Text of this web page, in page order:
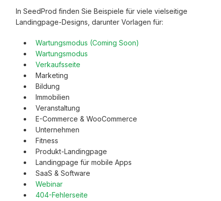
In SeedProd finden Sie Beispiele für viele vielseitige
Landingpage-Designs, darunter Vorlagen für:
Wartungsmodus (Coming Soon)
Wartungsmodus
Verkaufsseite
Marketing
Bildung
Immobilien
Veranstaltung
E-Commerce & WooCommerce
Unternehmen
Fitness
Produkt-Landingpage
Landingpage für mobile Apps
SaaS & Software
Webinar
404-Fehlerseite